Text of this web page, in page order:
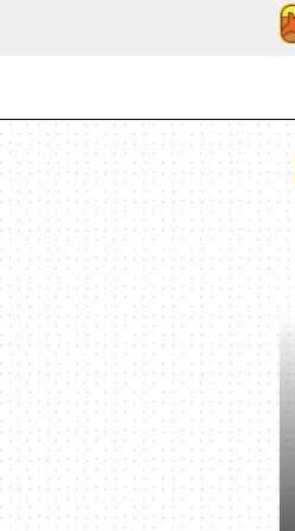
-
Paradaily
-
遊
戲
｜